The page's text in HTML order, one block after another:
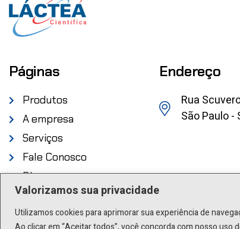
Valorizamos sua privacidade
Utilizamos cookies para aprimorar sua experiência de
Páginas
Produtos
A empresa
Serviços
Fale Conosco
Blog
Endereço
Rua
São Paulo -